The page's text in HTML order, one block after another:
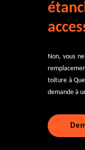
Non, vous
toiture à
demande à